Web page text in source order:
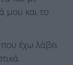
μου και το
έχω λάβει